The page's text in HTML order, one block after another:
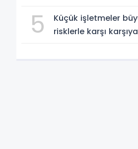
5
Küçük işletmeler büyük siber
risklerle karşı karşıya